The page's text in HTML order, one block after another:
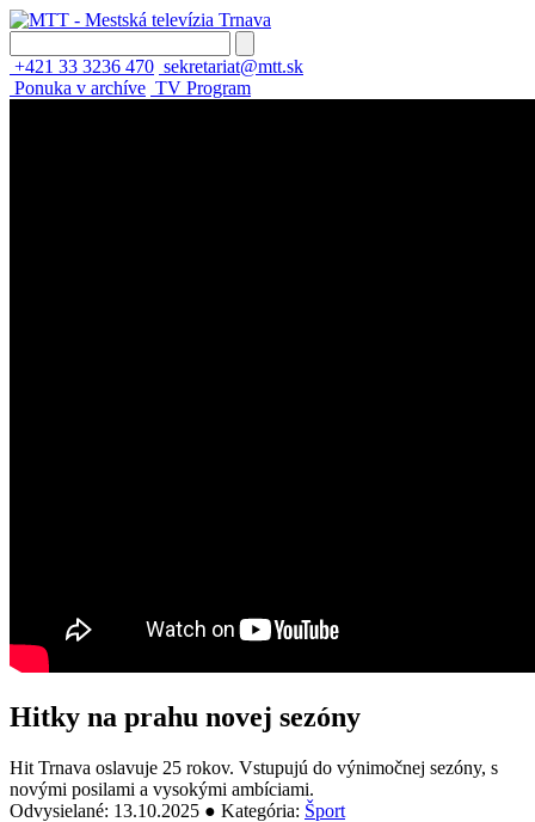
+421 33 3236 470 sekretariat@mtt.sk
Ponuka v archíve TV Program
Hitky na prahu novej sezóny
Hit Trnava oslavuje 25 rokov. Vstupujú do výnimočnej sezóny, s
novými posilami a vysokými ambíciami.
Odvysielané: 13.10.2025 ● Kategória: Šport